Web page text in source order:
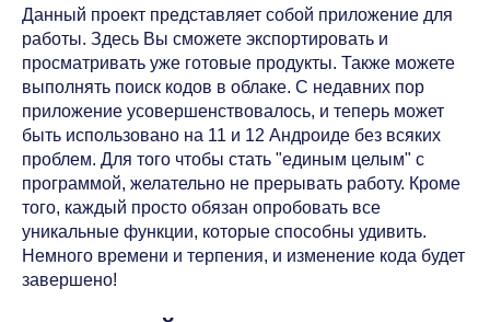
Данный проект представляет собой приложение для
работы. Здесь Вы сможете экспортировать и
просматривать уже готовые продукты. Также можете
выполнять поиск кодов в облаке. С недавних пор
приложение усовершенствовалось, и теперь может
быть использовано на 11 и 12 Андроиде без всяких
проблем. Для того чтобы стать "единым целым" с
программой, желательно не прерывать работу. Кроме
того, каждый просто обязан опробовать все
уникальные функции, которые способны удивить.
Немного времени и терпения, и изменение кода будет
завершено!